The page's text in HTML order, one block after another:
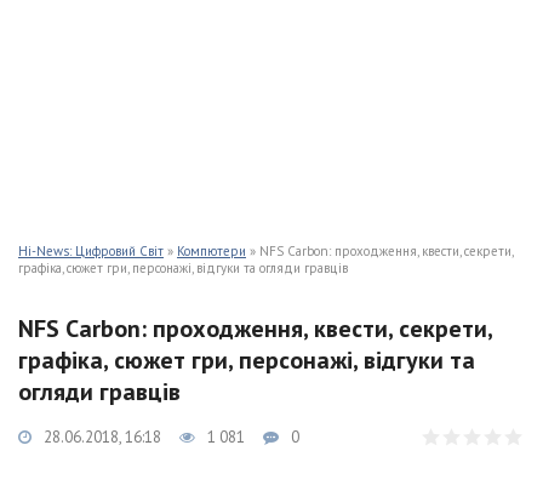
Hi-News: Цифровий Світ » Компютери » NFS Carbon: проходження, квести, секрети,
графіка, сюжет гри, персонажі, відгуки та огляди гравців
NFS Carbon: проходження, квести, секрети,
графіка, сюжет гри, персонажі, відгуки та
огляди гравців
28.06.2018, 16:18 1 081 0